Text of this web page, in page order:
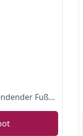
Hansaplast Feuchtigkeitsspendender Fußbalsam 1er Pack (75 ml)